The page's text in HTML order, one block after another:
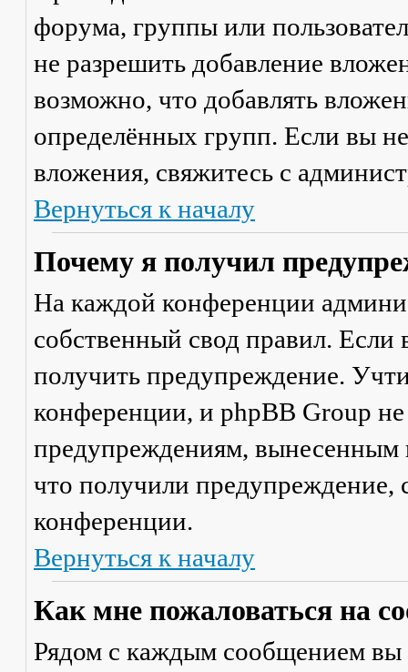
форума, группы или
не разрешить добавление
возможно, что добавлять
определённых групп. Если вы
вложения, свяжитесь с
Вернуться к началу
Почему я получил
На каждой конференции
собственный свод правил.
получить предупреждение.
конференции, и phpBB Group
предупреждениям, вынесенным
что получили предупреждение,
конференции.
Вернуться к началу
Как мне пожаловаться на
Рядом с каждым сообщением вы